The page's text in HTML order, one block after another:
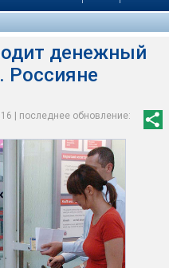
денежный
Россияне
| последнее обновление: